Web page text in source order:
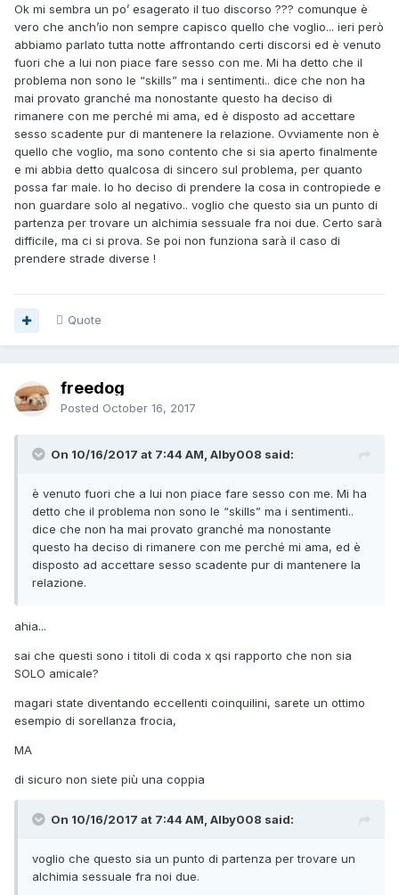
solerte dovizia di convinzioni acrobatiche sulla santità del
matrimonio.
Insomma temo che al momento stiate insieme per una
questione di principio. E' una convinzione che avete
entrambi, una cosa che vi accomuna: la convinzione che
non sta bene lasciarsi, è un atto sporco e indecoroso
poiché le donne divorziate sono sudicie reiette della società
e vanno chiuse in convento di clausura con disonore e
ripudio della famiglia visto che hanno vergognosamente
fallito nel compiere i piani di accasamento voluti dai genitori
per sistemarle.
Ok mi sembra un po’ esagerato il tuo discorso ??? comunque è
vero che anch’io non sempre capisco quello che voglio... ieri però
abbiamo parlato tutta notte affrontando certi discorsi ed è venuto
fuori che a lui non piace fare sesso con me. Mi ha detto che il
problema non sono le “skills” ma i sentimenti.. dice che non ha
mai provato granché ma nonostante questo ha deciso di
rimanere con me perché mi ama, ed è disposto ad accettare
sesso scadente pur di mantenere la relazione. Ovviamente non è
quello che voglio, ma sono contento che si sia aperto finalmente
e mi abbia detto qualcosa di sincero sul problema, per quanto
possa far male. Io ho deciso di prendere la cosa in contropiede e
non guardare solo al negativo.. voglio che questo sia un punto di
partenza per trovare un alchimia sessuale fra noi due. Certo sarà
difficile, ma ci si prova. Se poi non funziona sarà il caso di
prendere strade diverse !
Quote
freedog
Posted October 16, 2017
On 10/16/2017 at 7:44 AM, Alby008 said:
è venuto fuori che a lui non piace fare sesso con me. Mi ha
detto che il problema non sono le “skills” ma i sentimenti..
dice che non ha mai provato granché ma nonostante
questo ha deciso di rimanere con me perché mi ama, ed è
disposto ad accettare sesso scadente pur di mantenere la
relazione.
ahia...
sai che questi sono i titoli di coda x qsi rapporto che non sia
SOLO amicale?
magari state diventando eccellenti coinquilini, sarete un ottimo
esempio di sorellanza frocia,
MA
di sicuro non siete più una coppia
On 10/16/2017 at 7:44 AM, Alby008 said:
voglio che questo sia un punto di partenza per trovare un
alchimia sessuale fra noi due.